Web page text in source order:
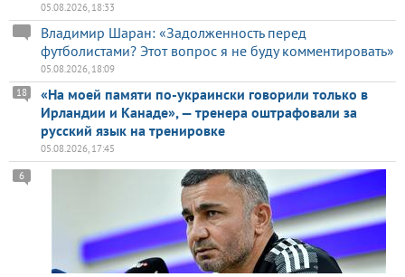
05.08.2026, 18:33
Владимир Шаран: «Задолженность перед
футболистами? Этот вопрос я не буду комментировать»
05.08.2026, 18:09
«На моей памяти по-украински говорили только в
Ирландии и Канаде», — тренера оштрафовали за
русский язык на тренировке
18
05.08.2026, 17:45
6